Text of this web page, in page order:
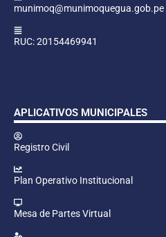
munimoq@munimoquegua.gob.pe
RUC: 20154469941
APLICATIVOS MUNICIPALES
Registro Civil
Plan Operativo Institucional
Mesa de Partes Virtual